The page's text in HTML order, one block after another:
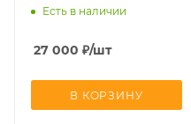
Есть в наличии
27 000 ₽/шт
В КОРЗИНУ